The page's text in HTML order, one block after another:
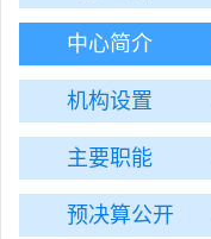
中心简介
机构设置
主要职能
预决算公开